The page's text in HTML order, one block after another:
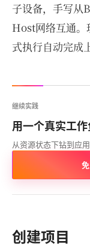
子设备，手写从
Host网络互通
式执行自动完成
继续实践
用一个真实工
从资源状态下钻到应
创建项目